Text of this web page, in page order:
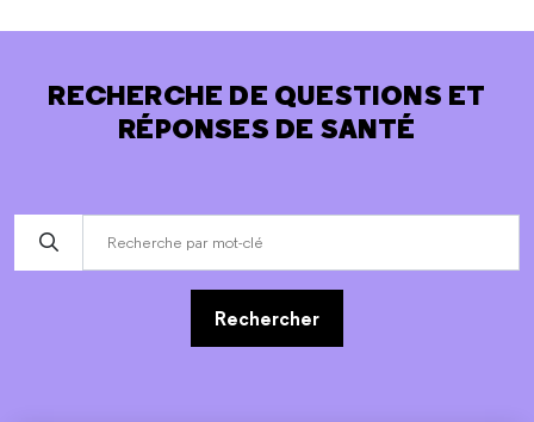
RECHERCHE DE QUESTIONS ET
RÉPONSES DE SANTÉ
Rechercher